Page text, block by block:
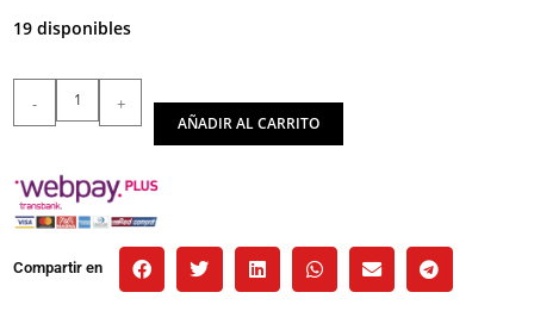
19 disponibles
- +
AÑADIR AL CARRITO
Compartir en